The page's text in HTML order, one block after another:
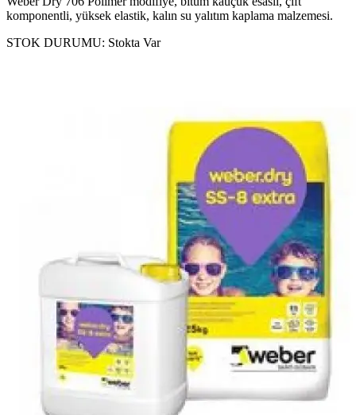
komponentli, yüksek elastik, kalın su yalıtım kaplama malzemesi.
STOK DURUMU: Stokta Var